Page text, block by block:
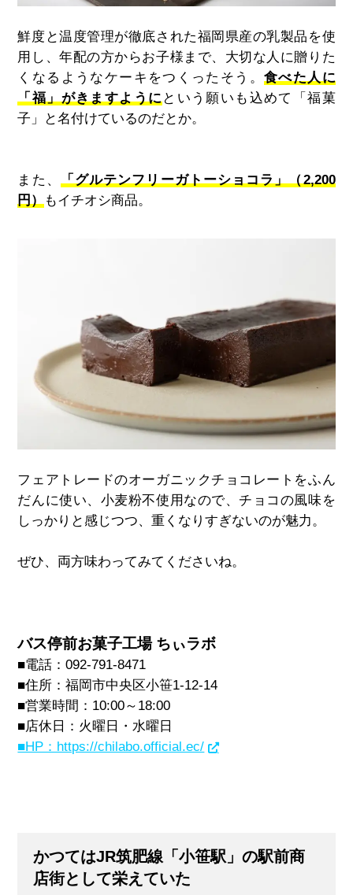
鮮度と温度管理が徹底された福岡県産の乳製品を使
用し、年配の方からお子様まで、大切な人に贈りた
くなるようなケーキをつくったそう。食べた人に
「福」がきますようにという願いも込めて「福菓
子」と名付けているのだとか。
また、 「グルテンフリーガトーショコラ」（2,200
円）もイチオシ商品。
フェアトレードのオーガニックチョコレートをふん
だんに使い、小麦粉不使用なので、チョコの風味を
しっかりと感じつつ、重くなりすぎないのが魅力。
ぜひ、両方味わってみてくださいね。
バス停前お菓子工場 ちぃラボ
■電話：092-791-8471
■住所：福岡市中央区小笹1-12-14
■営業時間：10:00～18:00
■店休日：火曜日・水曜日
■HP：https://chilabo.official.ec/
かつてはJR筑肥線「小笹駅」の駅前商
店街として栄えていた